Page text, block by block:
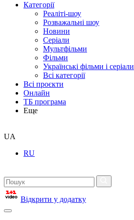
Категорії
Реаліті-шоу
Розважальні шоу
Новини
Серіали
Мультфільми
Фільми
Українські фільми і серіали
Всі категорії
Всі проєкти
Онлайн
ТБ програма
Еще
UA
RU
Відкрити у додатку